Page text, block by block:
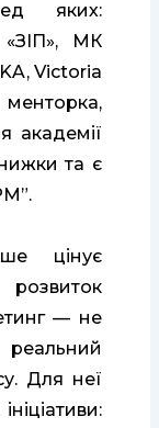
яких:
«ЗІП», МК
Victoria
академії
та є
цінує
— не
Для неї